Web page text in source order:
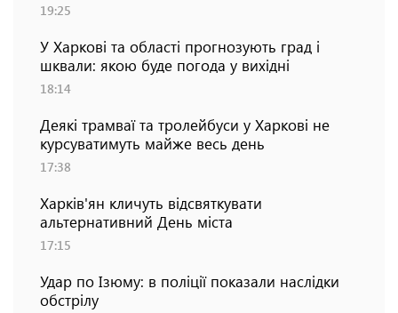
19:25
У Харкові та області прогнозують град і
шквали: якою буде погода у вихідні
18:14
Деякі трамваї та тролейбуси у Харкові не
курсуватимуть майже весь день
17:38
Харків'ян кличуть відсвяткувати
альтернативний День міста
17:15
Удар по Ізюму: в поліції показали наслідки
обстрілу